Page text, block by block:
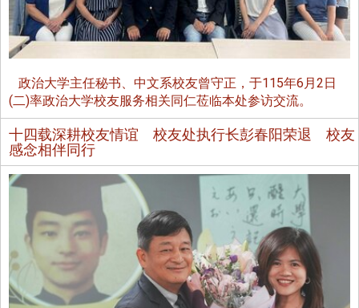
政治大学主任秘书、中文系校友曾守正，于115年6月2日
(二)率政治大学校友服务相关同仁莅临本处参访交流。
十四载深耕校友情谊 校友处执行长彭春阳荣退 校友
感念相伴同行